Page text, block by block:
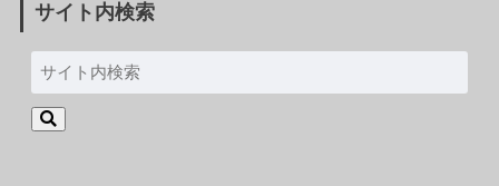
サイト内検索